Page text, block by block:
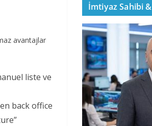
avantajlar
liste ve
back office
İmtiyaz Sahibi